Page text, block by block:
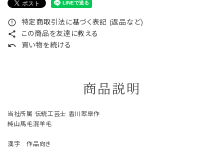
error_outline 特定商取引法に基づく表記 (返品など)
share この商品を友達に教える
undo 買い物を続ける
商品説明
当社所属 伝統工芸士 香川翆皐作
純山馬毛混羊毛
漢字 作品向き